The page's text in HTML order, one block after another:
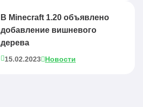
В Minecraft 1.20 объявлено
добавление вишневого
дерева
15.02.2023 Новости